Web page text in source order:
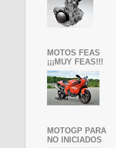
MOTOS FEAS
¡¡¡MUY FEAS!!!
MOTOGP PARA
NO INICIADOS